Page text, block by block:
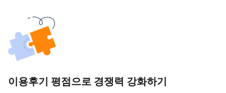
이용후기 평점으로 경쟁력 강화하기